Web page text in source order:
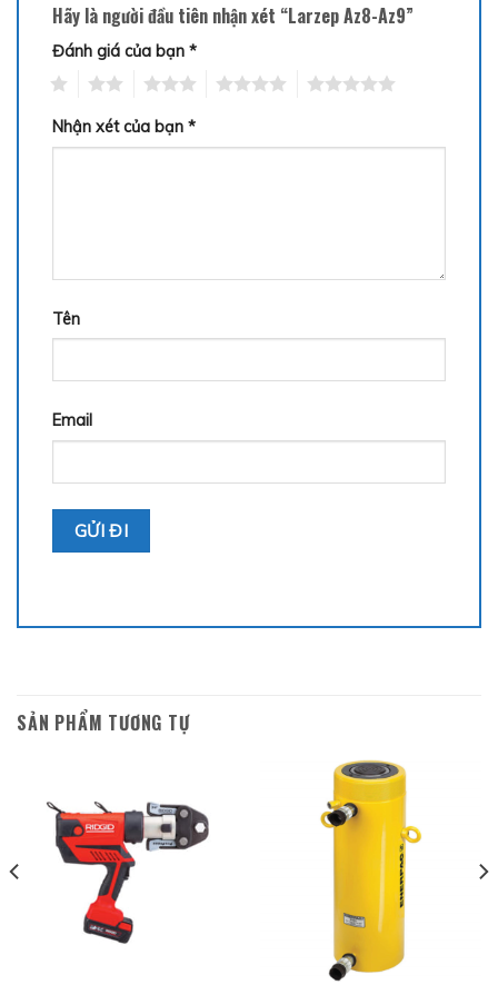
Hãy là người đầu tiên nhận xét “Larzep Az8-Az9”
Đánh giá của bạn *
Nhận xét của bạn *
Tên
Email
SẢN PHẨM TƯƠNG TỰ